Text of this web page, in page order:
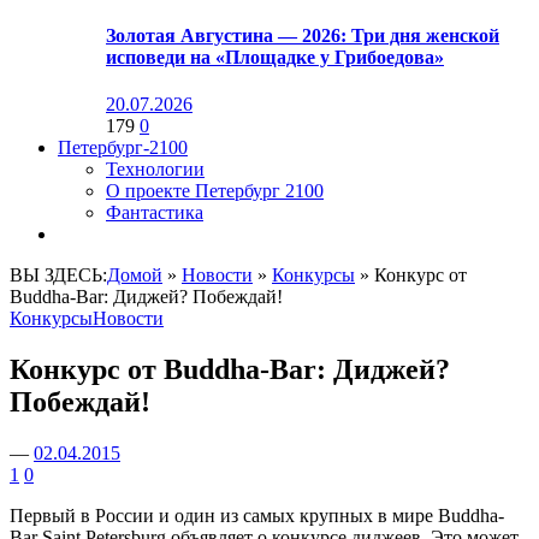
Золотая Августина — 2026: Три дня женской
исповеди на «Площадке у Грибоедова»
20.07.2026
179 0
Петербург-2100
Технологии
О проекте Петербург 2100
Фантастика
ВЫ ЗДЕСЬ:Домой » Новости » Конкурсы » Конкурс от
Buddha-Bar: Диджей? Побеждай!
КонкурсыНовости
Конкурс от Buddha-Bar: Диджей?
Побеждай!
— 02.04.2015
1 0
Первый в России и один из самых крупных в мире Buddha-